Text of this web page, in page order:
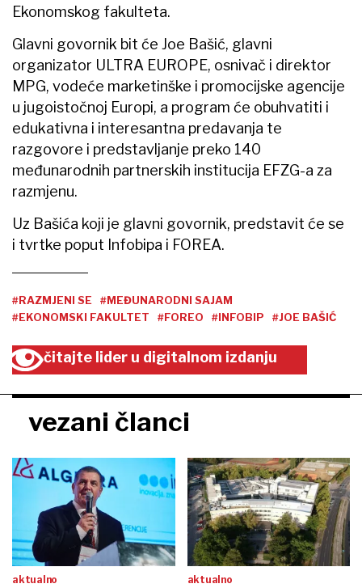
Ekonomskog fakulteta.
Glavni govornik bit će Joe Bašić, glavni
organizator ULTRA EUROPE, osnivač i direktor
MPG, vodeće marketinške i promocijske agencije
u jugoistočnoj Europi, a program će obuhvatiti i
edukativna i interesantna predavanja te
razgovore i predstavljanje preko 140
međunarodnih partnerskih institucija EFZG-a za
razmjenu.
Uz Bašića koji je glavni govornik, predstavit će se
i tvrtke poput Infobipa i FOREA.
#RAZMJENI SE
#MEĐUNARODNI SAJAM
#EKONOMSKI FAKULTET
#FOREO #INFOBIP #JOE BAŠIĆ
čitajte lider u digitalnom izdanju
vezani članci
aktualno aktualno